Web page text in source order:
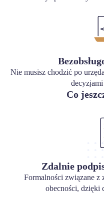
Nie musisz chodzić po
Co
Zdalnie
Formalności związane z
obecności, dzięki